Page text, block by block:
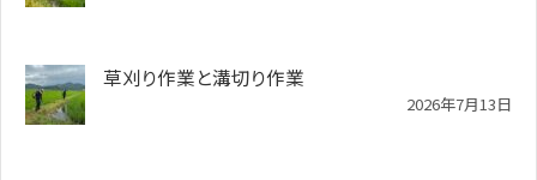
草刈り作業と溝切り作業
2026年7月13日